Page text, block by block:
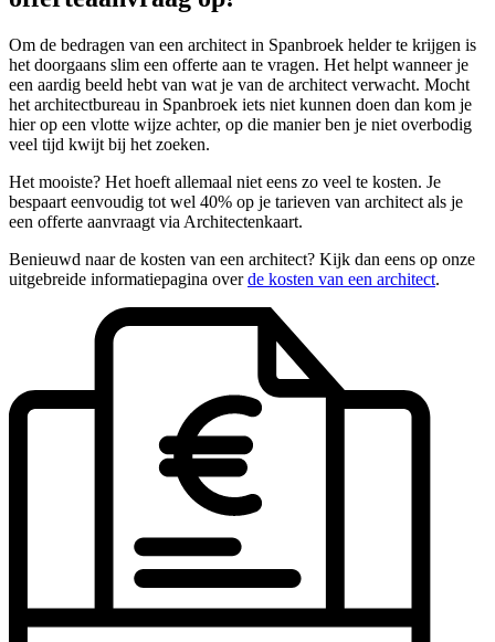
Om de bedragen van een architect in Spanbroek helder te krijgen is
het doorgaans slim een offerte aan te vragen. Het helpt wanneer je
een aardig beeld hebt van wat je van de architect verwacht. Mocht
het architectbureau in Spanbroek iets niet kunnen doen dan kom je
hier op een vlotte wijze achter, op die manier ben je niet overbodig
veel tijd kwijt bij het zoeken.
Het mooiste? Het hoeft allemaal niet eens zo veel te kosten. Je
bespaart eenvoudig tot wel 40% op je tarieven van architect als je
een offerte aanvraagt via Architectenkaart.
Benieuwd naar de kosten van een architect? Kijk dan eens op onze
uitgebreide informatiepagina overde kosten van een architect.